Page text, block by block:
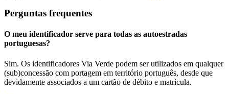
Perguntas frequentes
O meu identificador serve para todas as autoestradas
portuguesas?
Sim. Os identificadores Via Verde podem ser utilizados em qualquer
(sub)concessão com portagem em território português, desde que
devidamente associados a um cartão de débito e matrícula.